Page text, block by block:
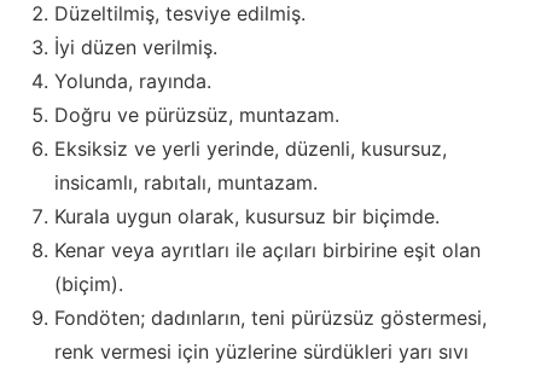
Düzeltilmiş, tesviye edilmiş.
İyi düzen verilmiş.
Yolunda, rayında.
Doğru ve pürüzsüz, muntazam.
Eksiksiz ve yerli yerinde, düzenli, kusursuz,
insicamlı, rabıtalı, muntazam.
Kurala uygun olarak, kusursuz bir biçimde.
Kenar veya ayrıtları ile açıları birbirine eşit olan
(biçim).
Fondöten; dadınların, teni pürüzsüz göstermesi,
renk vermesi için yüzlerine sürdükleri yarı sıvı